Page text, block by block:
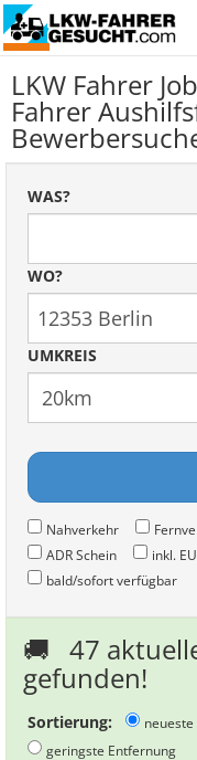
LKW Fahrer
Fahrer
WAS?
WO?
UMKREIS
Nahverkehr
ADR Schein
inkl.
bald/sofort verfügbar
🚚 47
gefunden!
Sortierung:
geringste Entfernung